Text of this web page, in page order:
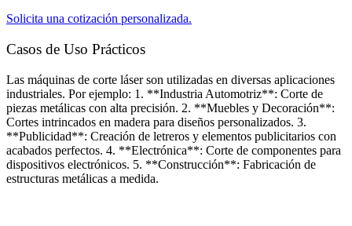
Solicita una cotización personalizada.
Casos de Uso Prácticos​
Las máquinas de corte láser son utilizadas en diversas aplicaciones
industriales. Por ejemplo: 1. **Industria Automotriz**: Corte de
piezas metálicas con alta precisión. 2. **Muebles y Decoración**:
Cortes intrincados en madera para diseños personalizados. 3.
**Publicidad**: Creación de letreros y elementos publicitarios con
acabados perfectos. 4. **Electrónica**: Corte de componentes para
dispositivos electrónicos. 5. **Construcción**: Fabricación de
estructuras metálicas a medida.